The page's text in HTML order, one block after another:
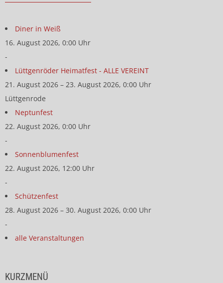
Diner in Weiß
16. August 2026, 0:00 Uhr
-
Lüttgenröder Heimatfest - ALLE VEREINT
21. August 2026 – 23. August 2026, 0:00 Uhr
Lüttgenrode
Neptunfest
22. August 2026, 0:00 Uhr
-
Sonnenblumenfest
22. August 2026, 12:00 Uhr
-
Schützenfest
28. August 2026 – 30. August 2026, 0:00 Uhr
-
alle Veranstaltungen
KURZMENÜ